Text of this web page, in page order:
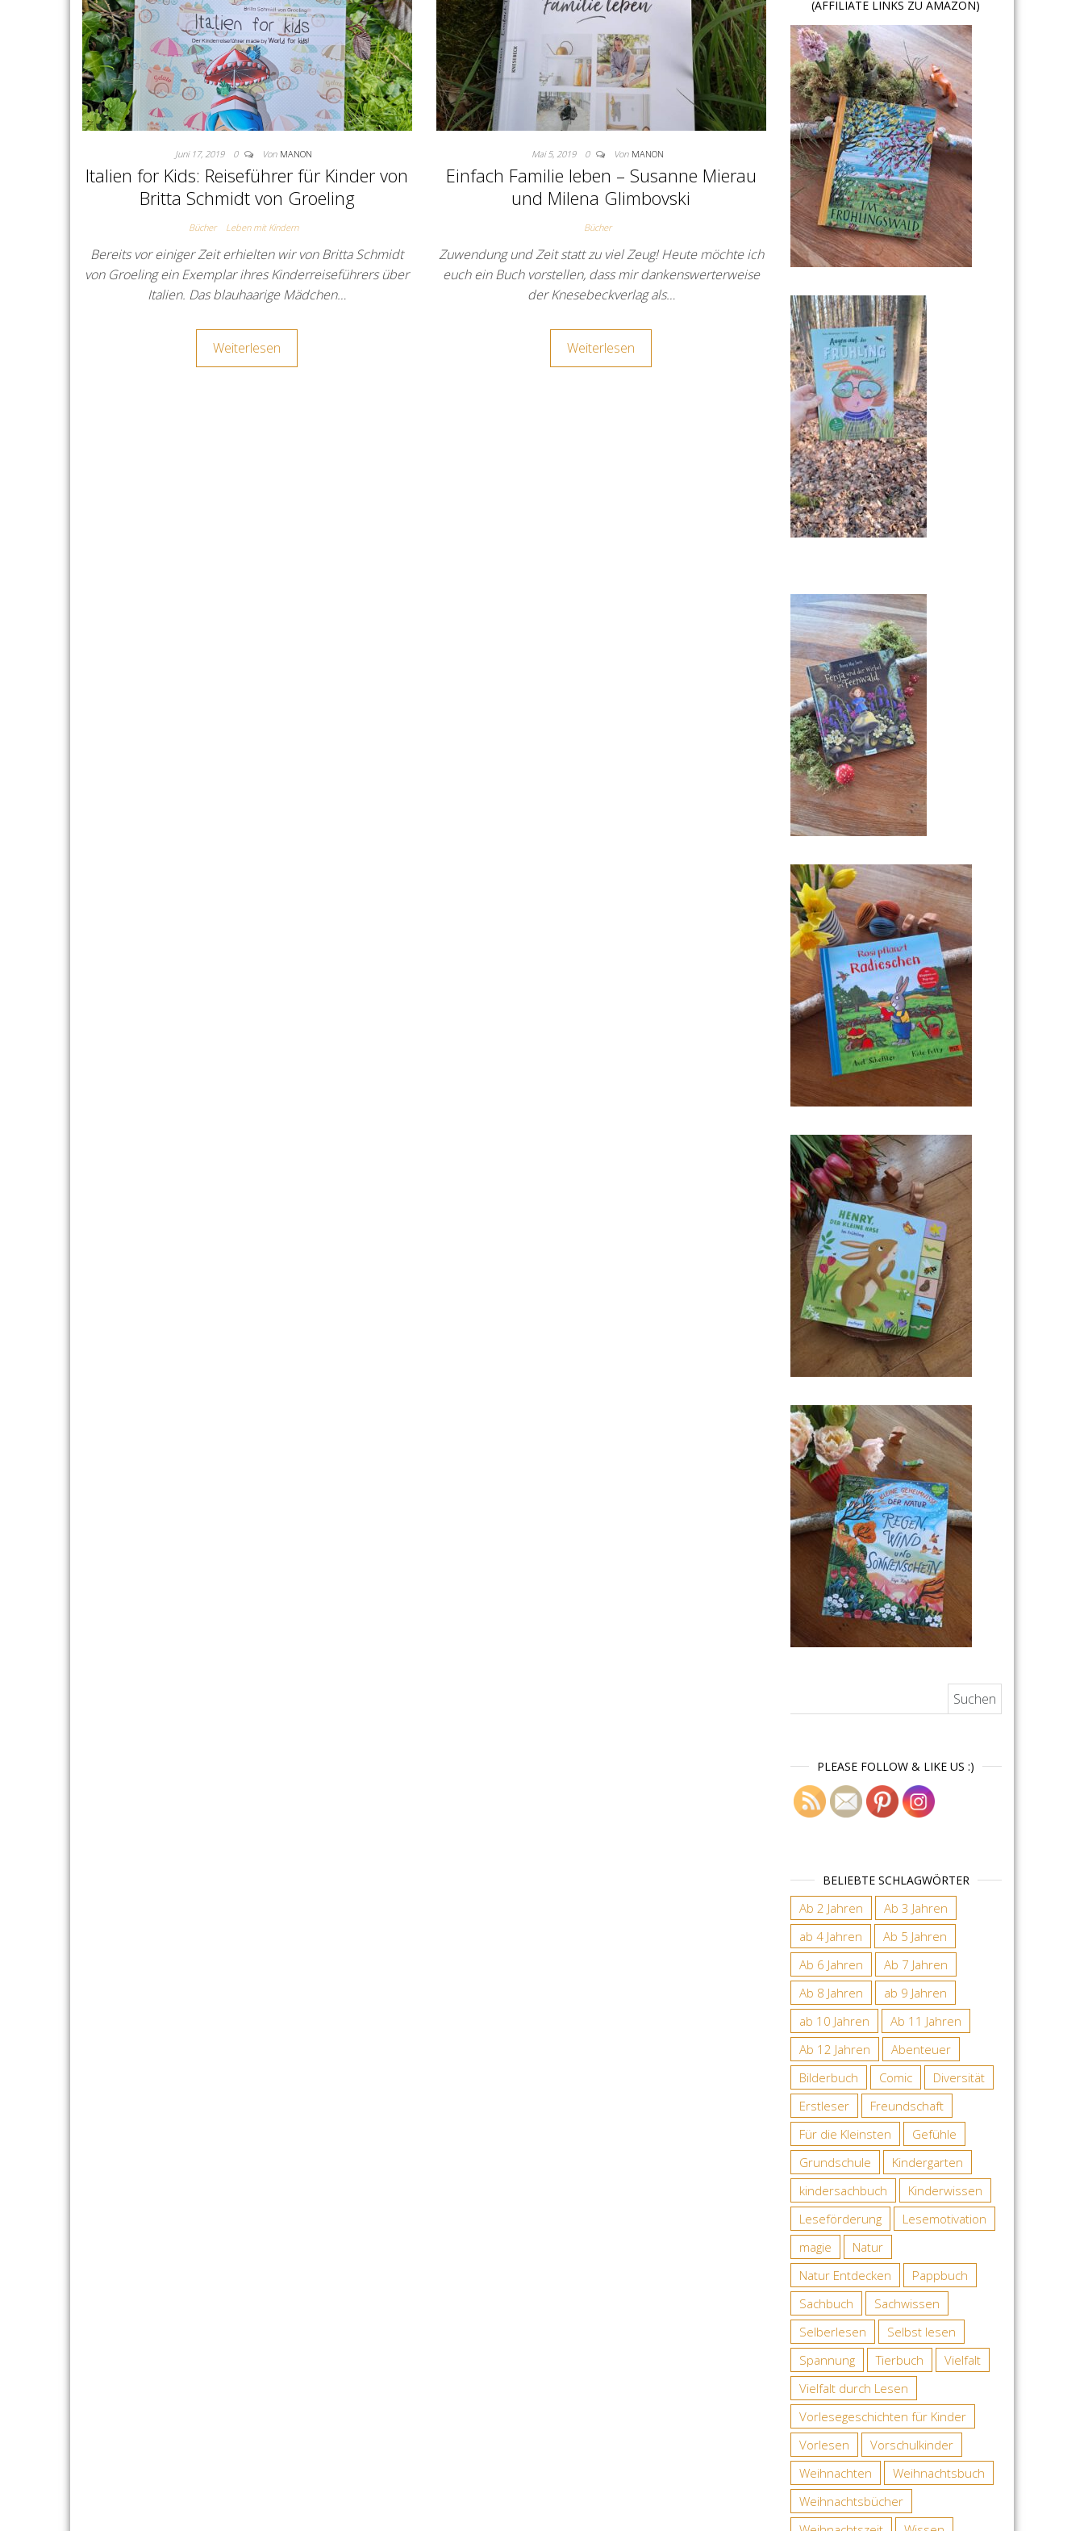
Juni 17, 2019 0 Von MANON
Italien for Kids: Reiseführer für Kinder von
Britta Schmidt von Groeling
Bücher Leben mit Kindern
Bereits vor einiger Zeit erhielten wir von Britta Schmidt
von Groeling ein Exemplar ihres Kinderreiseführers über
Italien. Das blauhaarige Mädchen…
Weiterlesen
Mai 5, 2019 0 Von MANON
Einfach Familie leben – Susanne Mierau
und Milena Glimbovski
Bücher
Zuwendung und Zeit statt zu viel Zeug! Heute möchte ich
euch ein Buch vorstellen, dass mir dankenswerterweise
der Knesebeckverlag als…
Weiterlesen
(AFFILIATE LINKS ZU AMAZON)
PLEASE FOLLOW & LIKE US :)
BELIEBTE SCHLAGWÖRTER
Ab 2 Jahren
Ab 3 Jahren
ab 4 Jahren
Ab 5 Jahren
Ab 6 Jahren
Ab 7 Jahren
Ab 8 Jahren
ab 9 Jahren
ab 10 Jahren
Ab 11 Jahren
Ab 12 Jahren
Abenteuer
Bilderbuch
Comic
Diversität
Erstleser
Freundschaft
Für die Kleinsten
Gefühle
Grundschule
Kindergarten
kindersachbuch
Kinderwissen
Leseförderung
Lesemotivation
magie
Natur
Natur Entdecken
Pappbuch
Sachbuch
Sachwissen
Selberlesen
Selbst lesen
Spannung
Tierbuch
Vielfalt
Vielfalt durch Lesen
Vorlesegeschichten für Kinder
Vorlesen
Vorschulkinder
Weihnachten
Weihnachtsbuch
Weihnachtsbücher